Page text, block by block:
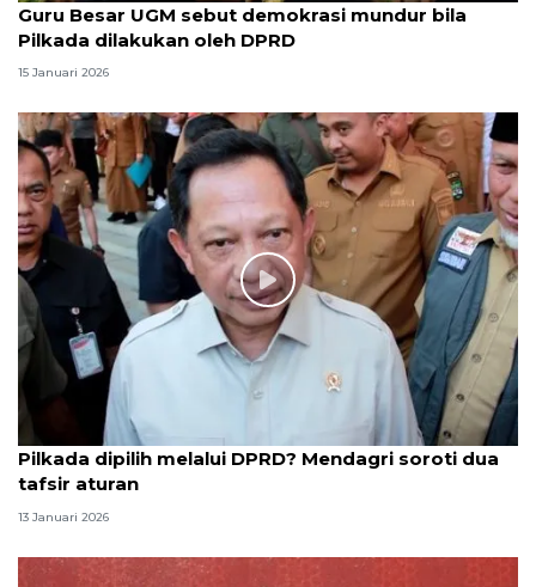
Guru Besar UGM sebut demokrasi mundur bila
Pilkada dilakukan oleh DPRD
15 Januari 2026
Pilkada dipilih melalui DPRD? Mendagri soroti dua
tafsir aturan
13 Januari 2026